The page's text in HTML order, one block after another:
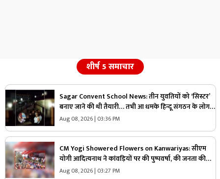
शीर्ष 5 समाचार
Sagar Convent School News: तीन युवतियों को ‘सिस्टर’
बनाए जाने की थी तैयारी… तभी आ धमके हिन्दू संगठन के लोग
और पुलिस, स्कूल में मचा बवाल
Aug 08, 2026 | 03:36 PM
CM Yogi Showered Flowers on Kanwariyas: सीएम
योगी आदित्यनाथ ने कांवड़ियों पर की पुष्पवर्षा, की जनता की
सुख-शांति और समृद्धि की कामना
Aug 08, 2026 | 03:27 PM